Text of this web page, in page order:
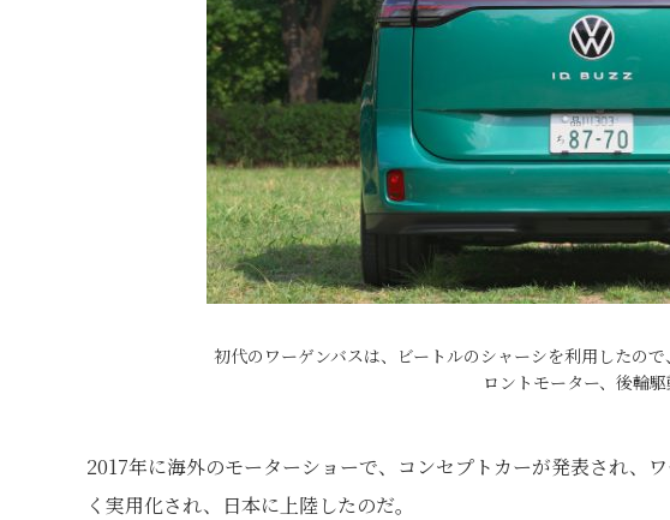
初代のワーゲンバスは、ビートルのシャーシを利用したの
ロントモーター、後輪駆
2017年に海外のモーターショーで、コンセプトカーが発表され、
く実用化され、日本に上陸したのだ。